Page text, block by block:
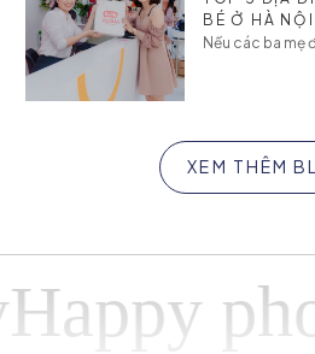
BÉ Ở HÀ
Nếu các ba mẹ
XEM THÊM